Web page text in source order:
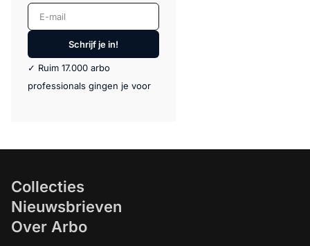
E-mail
Schrijf je in!
✓ Ruim 17.000 arbo
professionals gingen je voor
Collecties
Nieuwsbrieven
Over Arbo